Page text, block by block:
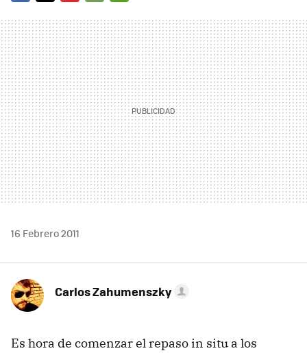
MAIL
16 Febrero 2011
Carlos Zahumenszky
Es hora de comenzar el repaso in situ a los